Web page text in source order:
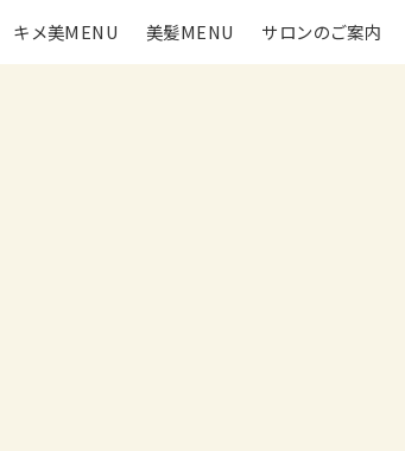
キメ美MENU 美髪MENU サロンのご案内